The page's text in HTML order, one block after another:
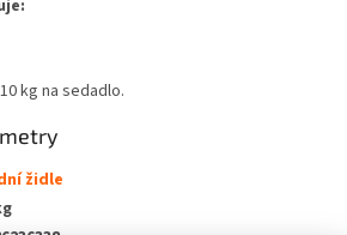
kg na sedadlo.
židle